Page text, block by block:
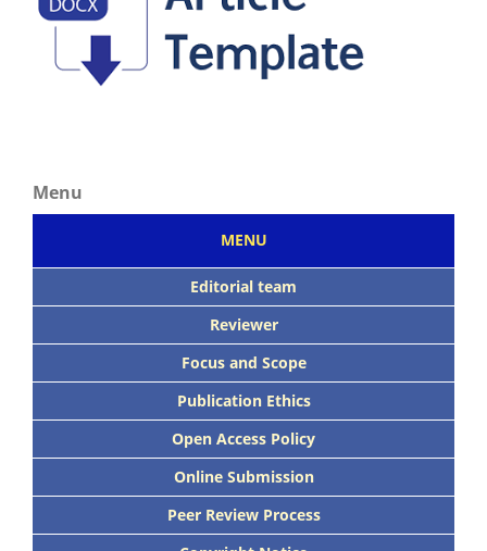
Menu
MENU
Editorial team
Reviewer
Focus and Scope
Publication Ethics
Open Access Policy
Online Submission
Peer Review Process